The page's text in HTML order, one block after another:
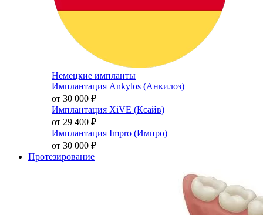
Немецкие импланты
Имплантация Ankylos (Анкилоз)
от 30 000 ₽
Имплантация XiVE (Ксайв)
от 29 400 ₽
Имплантация Impro (Импро)
от 30 000 ₽
Протезирование